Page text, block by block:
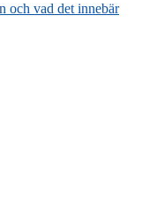
och vad det innebär